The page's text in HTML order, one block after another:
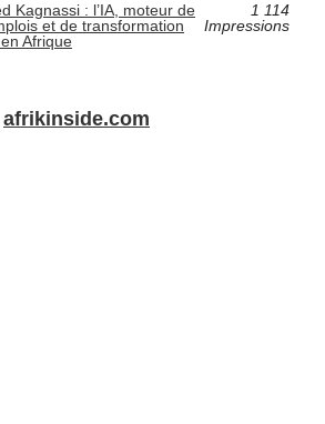
Kagnassi : l’IA, moteur de
et de transformation
Afrique
1 114
Impressions
afrikinside.com